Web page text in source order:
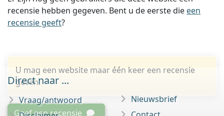
recensie hebben gegeven. Bent u de eerste die een
recensie geeft?
U mag een website maar één keer een recensie
geven.
Geef een recensie
Direct naar ...
Vraag/antwoord
Nieuwsbrief